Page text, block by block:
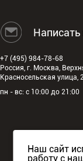
+7 (495) 984-78-68
Россия, г. Москва,
Красносельская улица,
пн - вс: с 10:00 до 21:00
Наш сайт
работу с